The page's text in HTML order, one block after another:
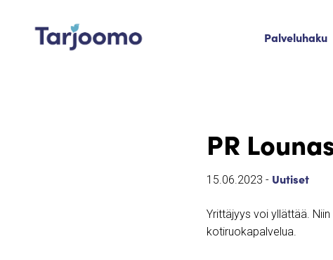
Palveluhaku
PR
15.06.2023 - Uutiset
Yrittäjyys voi yllättää.
kotiruokapalvelua.